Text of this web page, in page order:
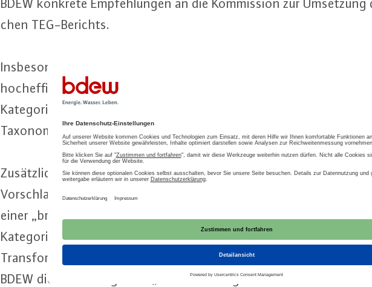
BDEW konkrete Emp­feh­lun­gen an die Kom­mis­si­on zur
chen TEG-Be­richts.
Ins­be­son­de­re empfiehlt der BDEW Kriterien für die nach­hal­ti­ge
hoch­ef­fi­zi­en­te Gas­kraft­wer­ke sowie KWK-An­la­gen und die
Kategorie der so­ge­nann­ten „Über­gangs­ak­ti­vi­tä­ten“ gemäß Artikel
Ta­xo­no­mie-Ver­ord­nung.
Zu­sätz­lich betont der BDEW, dass die positive Aus­rich­tung im
Vorschlag der Kom­mis­si­on zur Ta­xo­no­mie-Ver­ord­nung nicht
einer „braunen Kategorie“ behindert werden sollte. Die
Kategorie“ hätte weit­rei­chen­de negative Folgen für
Trans­for­ma­ti­on hin zu nach­hal­ti­ge­ren Ge­schäfts­mo­del­len
BDEW die Ein­füh­rung einer „braunen Kategorie“ strikt ab.